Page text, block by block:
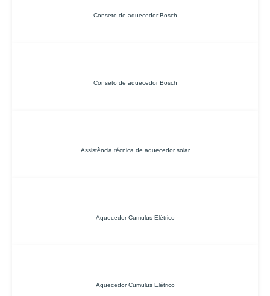
Conseto de aquecedor Bosch
Conseto de aquecedor Bosch
Assistência técnica de aquecedor solar
Aquecedor Cumulus Elétrico
Aquecedor Cumulus Elétrico